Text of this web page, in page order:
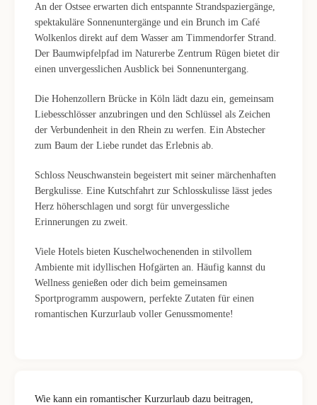
An der Ostsee erwarten dich entspannte Strandspaziergänge,
spektakuläre Sonnenuntergänge und ein Brunch im Café
Wolkenlos direkt auf dem Wasser am Timmendorfer Strand.
Der Baumwipfelpfad im Naturerbe Zentrum Rügen bietet dir
einen unvergesslichen Ausblick bei Sonnenuntergang.
Die Hohenzollern Brücke in Köln lädt dazu ein, gemeinsam
Liebesschlösser anzubringen und den Schlüssel als Zeichen
der Verbundenheit in den Rhein zu werfen. Ein Abstecher
zum Baum der Liebe rundet das Erlebnis ab.
Schloss Neuschwanstein begeistert mit seiner märchenhaften
Bergkulisse. Eine Kutschfahrt zur Schlosskulisse lässt jedes
Herz höherschlagen und sorgt für unvergessliche
Erinnerungen zu zweit.
Viele Hotels bieten Kuschelwochenenden in stilvollem
Ambiente mit idyllischen Hofgärten an. Häufig kannst du
Wellness genießen oder dich beim gemeinsamen
Sportprogramm auspowern, perfekte Zutaten für einen
romantischen Kurzurlaub voller Genussmomente!
Wie kann ein romantischer Kurzurlaub dazu beitragen,